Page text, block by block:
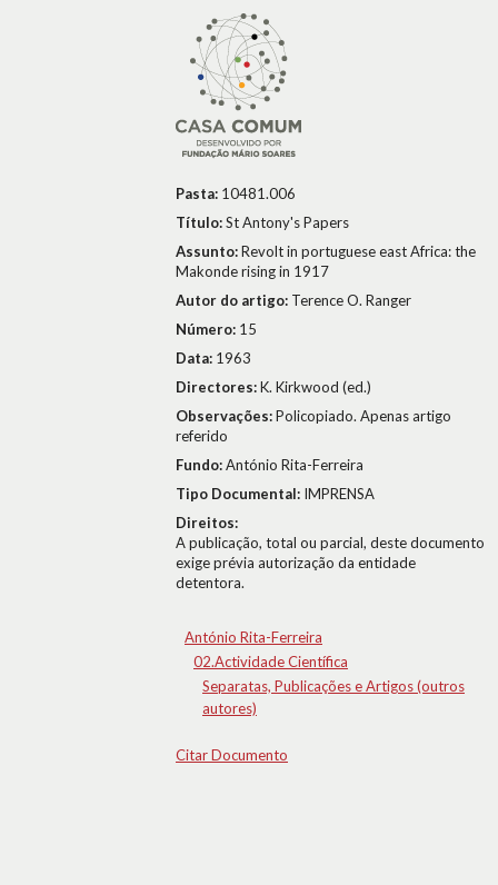
Pasta: 10481.006
Título:St Antony's Papers
Assunto:Revolt in portuguese east Africa: the
Makonde rising in 1917
Autor do artigo: Terence O. Ranger
Número: 15
Data: 1963
Directores:K. Kirkwood (ed.)
Observações:Policopiado. Apenas artigo
referido
Fundo:António Rita-Ferreira
Tipo Documental: IMPRENSA
Direitos:
A publicação, total ou parcial, deste documento
exige prévia autorização da entidade
detentora.
António Rita-Ferreira
02.Actividade Científica
Separatas, Publicações e Artigos (outros
autores)
Citar Documento